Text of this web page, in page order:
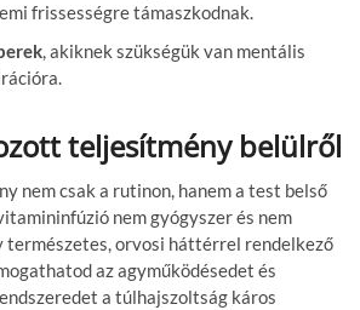
frissességre támaszkodnak.
, akiknek szükségük van mentális
teljesítmény belülről
nem csak a rutinon, hanem a test belső
nem gyógyszer és nem
természetes, orvosi háttérrel rendelkező
az agyműködésedet és
a túlhajszoltság káros